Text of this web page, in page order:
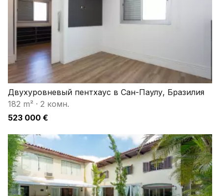
Двухуровневый пентхаус в Сан-Паулу, Бразилия
182 m² · 2 комн.
523 000 €